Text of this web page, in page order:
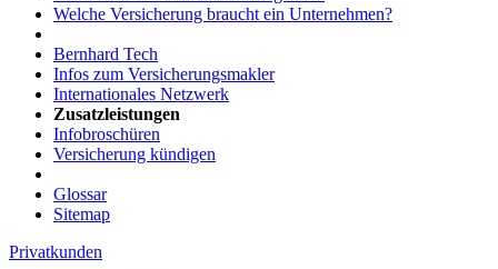
Welche Versicherung braucht ein Unternehmen?
Bernhard Tech
Infos zum Versicherungsmakler
Internationales Netzwerk
Zusatzleistungen
Infobroschüren
Versicherung kündigen
Glossar
Sitemap
Privatkunden